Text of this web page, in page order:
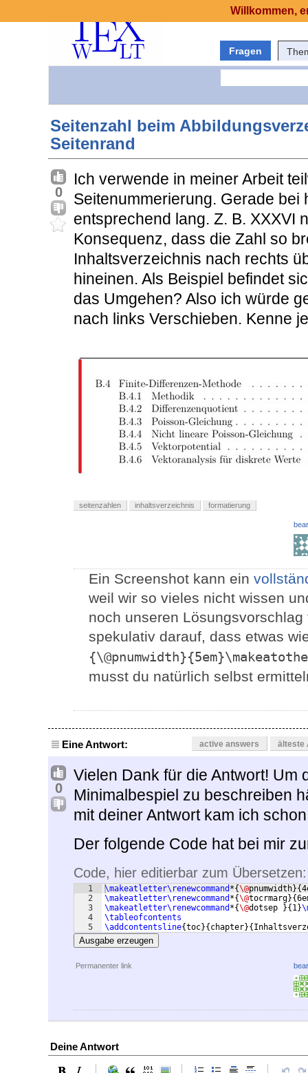
Fragen
Seitenzahl beim
Seitenrand
0
Ich verwende in meiner Arbeit
Seitenummerierung. Gerade
entsprechend lang. Z. B. XXXVI
Konsequenz, dass die Zahl so
Inhaltsverzeichnis nach rechts
hineinen. Als Beispiel befindet
das Umgehen? Also ich würde
nach links Verschieben. Kenne
seitenzahlen inhaltsverzeichnis formatierung
Ein Screenshot kann ein
weil wir so vieles nicht wissen
noch unseren
spekulativ darauf, dass etwas
musst du natürlich selbst
Eine Antwort: active answers älteste
0
Vielen Dank für die Antwort! Um
Minimalbespiel zu beschreiben
mit deiner Antwort kam ich
Der folgende Code hat bei mir
Code, hier editierbar zum Übersetzen:
1
2
3
4
5
\makeatletter\renewcommand *{\@pnumwidth}{
\makeatletter\renewcommand *{\@tocrmarg}{
\makeatletter\renewcommand *{\@dotsep }{ 1}
\tableofcontents
\addcontentsline{toc}{ chapter}{
Ausgabe erzeugen
Permanenter link
Deine Antwort
Willkommen,